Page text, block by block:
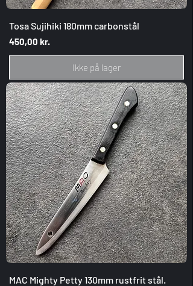
Tosa Sujihiki 180mm carbonstål
Pris
450,00 kr.
Ikke på lager
MAC Mighty Petty 130mm rustfrit stål.